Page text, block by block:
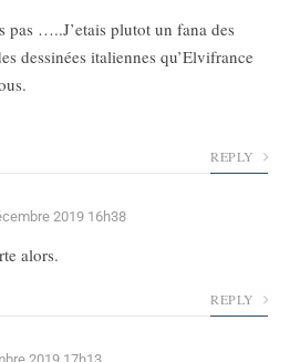
pas …..J’etais plutot un fana des
dessinées italiennes qu’Elvifrance
REPLY
2019 16h38
alors.
REPLY